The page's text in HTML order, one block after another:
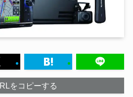
をコピーする